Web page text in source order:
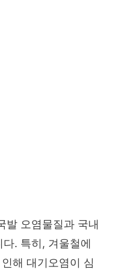
발 오염물질과 국내
. 특히, 겨울철에
해 대기오염이 심